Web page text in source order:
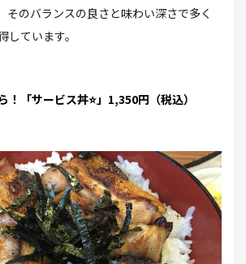
そのバランスの良さと味わい深さで多く
しています。
「サービス丼⭐」1,350円（税込）